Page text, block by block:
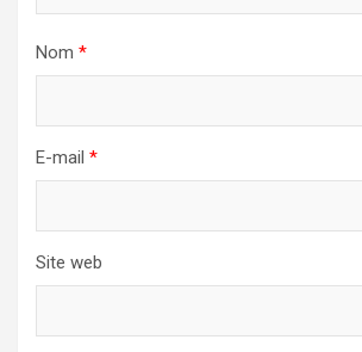
Nom *
E-mail *
Site web